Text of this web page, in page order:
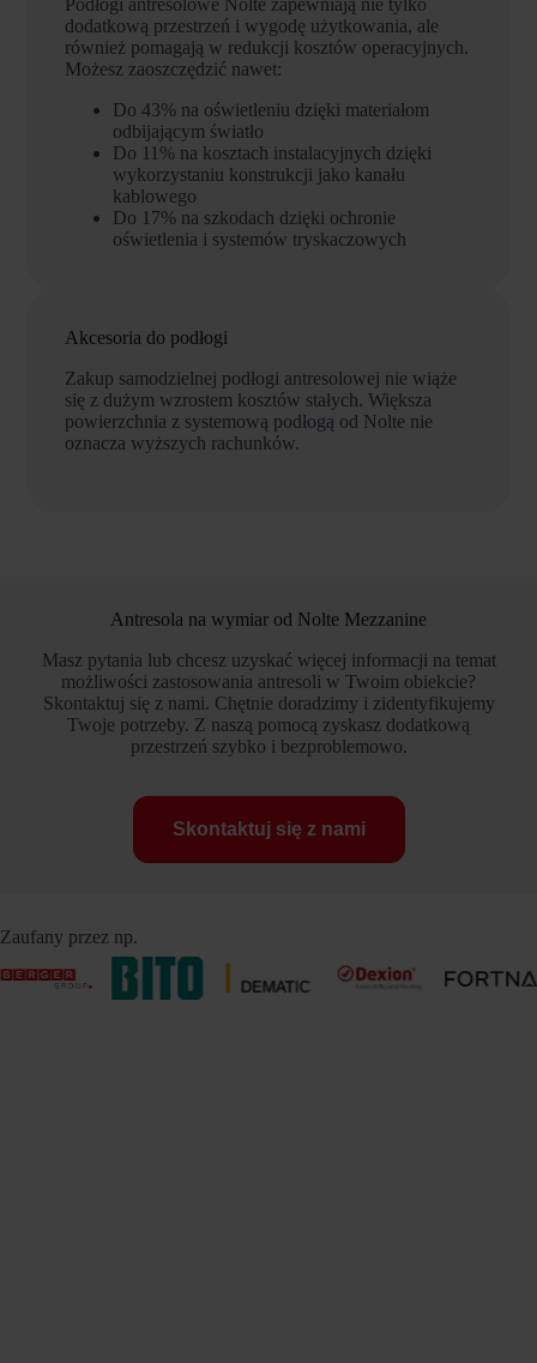
Podłogi antresolowe Nolte zapewniają nie tylko
dodatkową przestrzeń i wygodę użytkowania, ale
również pomagają w redukcji kosztów operacyjnych.
Możesz zaoszczędzić nawet:
Do 43% na oświetleniu dzięki materiałom
odbijającym światło
Do 11% na kosztach instalacyjnych dzięki
wykorzystaniu konstrukcji jako kanału
kablowego
Do 17% na szkodach dzięki ochronie
oświetlenia i systemów tryskaczowych
Akcesoria do podłogi
Zakup samodzielnej podłogi antresolowej nie wiąże
się z dużym wzrostem kosztów stałych. Większa
powierzchnia z systemową podłogą od Nolte nie
oznacza wyższych rachunków.
Antresola na wymiar od Nolte Mezzanine
Masz pytania lub chcesz uzyskać więcej informacji na temat
możliwości zastosowania antresoli w Twoim obiekcie?
Skontaktuj się z nami. Chętnie doradzimy i zidentyfikujemy
Twoje potrzeby. Z naszą pomocą zyskasz dodatkową
przestrzeń szybko i bezproblemowo.
Skontaktuj się z nami
Zaufany przez np.